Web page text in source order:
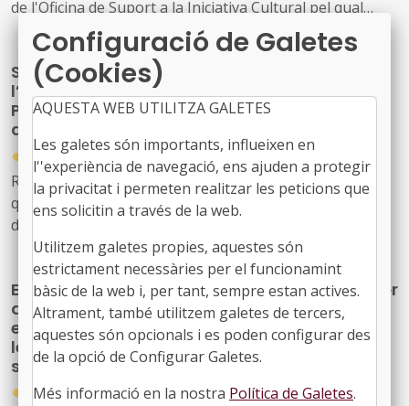
de l'Oficina de Suport a la Iniciativa Cultural pel qual
s'aprova la convocatòria per a la concessió de
subvencions, en règim de concurrència competitiva, per
a l'organització d'esdeveniments de contingut cultural
digital a Catalunya per a l'any 2026 (ref. BDNS 873424).
Subvencions 2026 per a col·laboració en
l’elaboració del Catàleg Col·lectiu del
Patrimoni Bibliogràfic de Catalunya i
digitalització de fons patrimonials.
●
01/12/2025
Resolució CLT/4395/2025, de 20 de novembre, per la
qual es dona publicitat a l'Acord del Consell
d'Administració de l'Oficina de Suport a la Iniciativa
Cultural pel qual s'aprova la convocatòria per a la
concessió de subvencions, en règim de concurrència
competitiva, per a la col·laboració en l'elaboració del
Catàleg Col·lectiu del Patrimoni Bibliogràfic de Catalunya
i la digitalització i difusió de fons bibliogràfics
patrimonials per a l'any 2026 (ref. BDNS 871053).
Es modifica la dotació de la convocatòria per
a la concessió d'ajuts a projectes culturals,
en règim de concurrència no competitiva, en
les modalitats d'aportacions reintegrables i
subvencions
●
24/11/2025
Configuració de Galetes
(Cookies)
AQUESTA WEB UTILITZA GALETES
Les galetes són importants, influeixen en
l''experiència de navegació, ens ajuden a protegir
la privacitat i permeten realitzar les peticions que
ens solicitin a través de la web.
Utilitzem galetes propies, aquestes són
estrictament necessàries per el funcionamint
bàsic de la web i, per tant, sempre estan actives.
Altrament, també utilitzem galetes de tercers,
aquestes són opcionals i es poden configurar des
de la opció de Configurar Galetes.
Més informació en la nostra Política de Galetes.